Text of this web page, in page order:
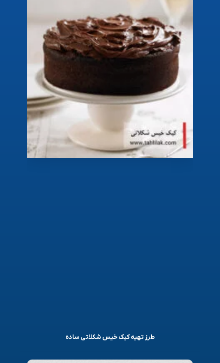
طرز تهیه کیک خیس شکلاتی ساده